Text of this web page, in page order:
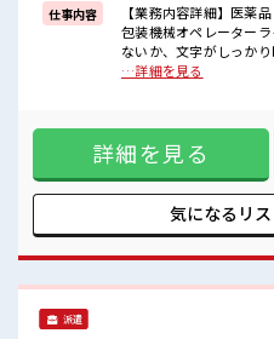
■職場の雰囲気
女性も活躍しやすい雰囲気の職場
髪型・髪色自由♪
仕事の合間の息抜きは休憩室で♪
仕事内容
【業務内容詳細】医薬
包装機械オペレーター
ないか、文字がしっか
報】薬局に売られている軟膏剤、点
≪女性も活躍中の職場≫
≪週休2日制≫ 週末は家
≪髪色自由で自分らしく
基本的に自由！ (規定有
OK♪ ≪収入アップを目
事です！ ■職場の雰囲気 女性も活躍しやすい雰囲気の職場で
ーションもUP！ 仕事
…詳細を見る
詳細を見る
気になるリ
派遣